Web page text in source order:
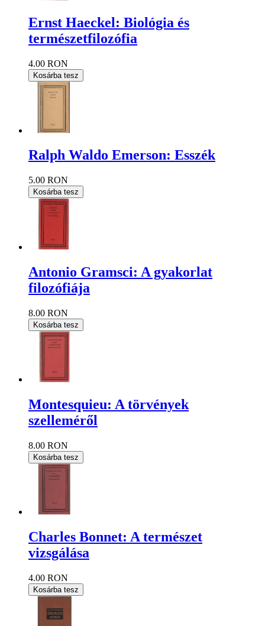
Ernst Haeckel: Biológia és
természetfilozófia
4.00 RON
Kosárba tesz
Ralph Waldo Emerson: Esszék
5.00 RON
Kosárba tesz
Antonio Gramsci: A gyakorlat
filozófiája
8.00 RON
Kosárba tesz
Montesquieu: A törvények
szelleméről
8.00 RON
Kosárba tesz
Charles Bonnet: A természet
vizsgálása
4.00 RON
Kosárba tesz